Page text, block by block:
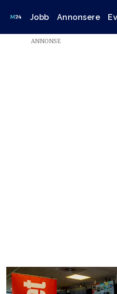
Jobb Annonsere
ANNONSE